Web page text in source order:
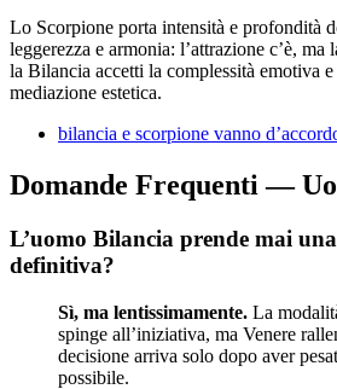
Lo Scorpione porta intensità e profondità
leggerezza e armonia: l’attrazione c’è,
la Bilancia accetti la complessità emotiva
mediazione estetica.
bilancia e scorpione vanno
Domande Frequenti —
L’uomo Bilancia prende mai
definitiva?
Sì, ma lentissimamente. La
spinge all’iniziativa, ma Venere
decisione arriva solo dopo aver
possibile.